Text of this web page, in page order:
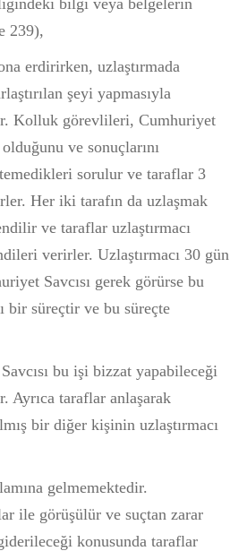
bilgi veya belgelerin
239),
erdirirken, uzlaştırmada
şeyi yapmasıyla
Kolluk görevlileri, Cumhuriyet
ve sonuçlarını
sorulur ve taraflar 3
Her iki tarafın da uzlaşmak
ve taraflar uzlaştırmacı
verirler. Uzlaştırmacı 30 gün
Savcısı gerek görürse bu
bir süreçtir ve bu süreçte
bu işi bizzat yapabileceği
taraflar anlaşarak
bir diğer kişinin uzlaştırmacı
gelmemektedir.
ile görüşülür ve suçtan zarar
konusunda taraflar